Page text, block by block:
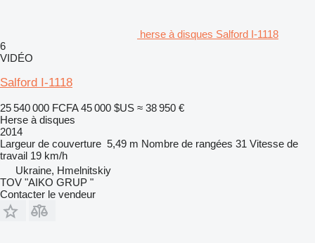
herse à disques Salford I-1118
6
VIDÉO
Salford I-1118
25 540 000 FCFA 45 000 $US ≈ 38 950 €
Herse à disques
2014
Largeur de couverture 5,49 m Nombre de rangées 31 Vitesse de
travail 19 km/h
Ukraine, Hmelnitskiy
TOV "AIKO GRUP "
Contacter le vendeur